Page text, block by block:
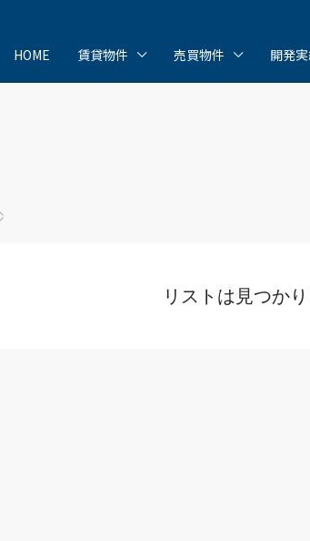
HOME 賃貸物件 売買物件 開発
リストは見つか